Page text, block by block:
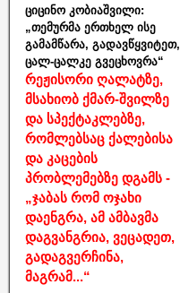
ციცინო კობიაშვილი:
„თემურმა ერთხელ ისე
გამამწარა, გადავწყვიტეთ,
ცალ-ცალკე გვეცხოვრა“
რეჟისორი ღალატზე,
მსახიობ ქმარ-შვილზე
და სპექტაკლებზე,
რომლებსაც ქალებისა
და კაცების
პრობლემებზე დგამს -
„ჯაბას რომ ოჯახი
დაენგრა, ამ ამბავმა
დაგვანგრია, ვეცადეთ,
გადაგვერჩინა,
მაგრამ...“